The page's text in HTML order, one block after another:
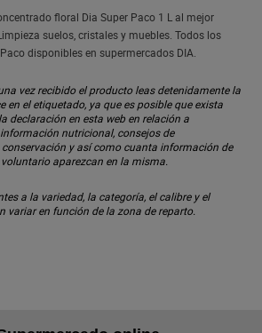
floral Dia Super Paco 1 L al mejor
suelos, cristales y muebles. Todos los
disponibles en supermercados DIA.
vez recibido el producto leas detenidamente la
en el etiquetado, ya que es posible que exista
declaración en esta web en relación a
nutricional, consejos de
y así como cuanta información de
aparezcan en la misma.
a la variedad, la categoría, el calibre y el
variar en función de la zona de reparto.